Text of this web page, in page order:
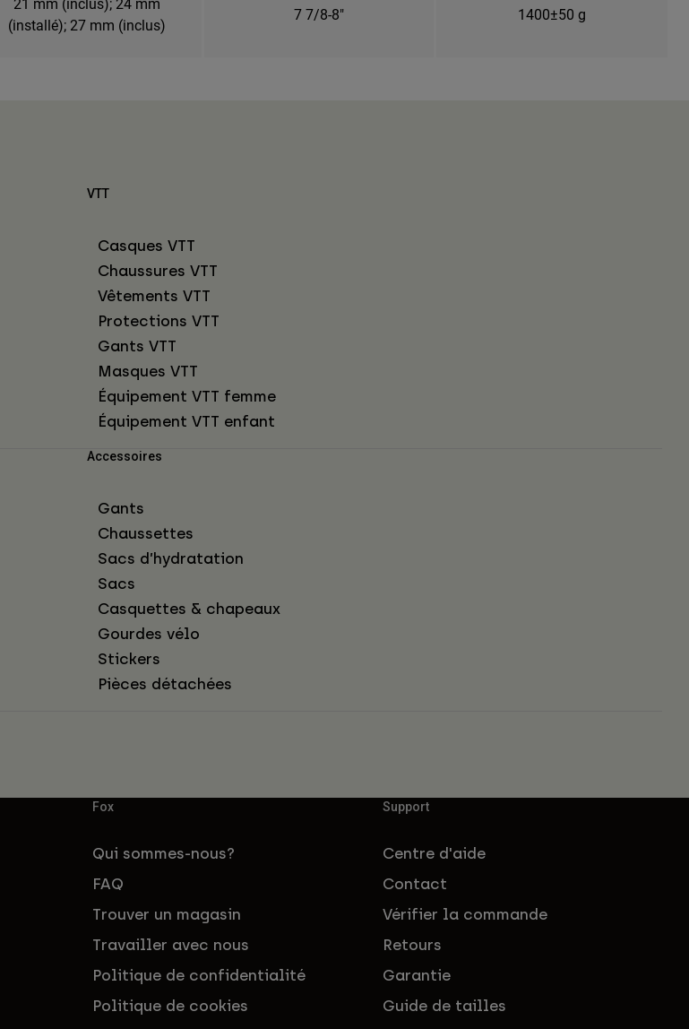
(installé); 27 mm (inclus)
7 7/8-8" 1400±50 g
VTT
Casques VTT
Chaussures VTT
Vêtements VTT
Protections VTT
Gants VTT
Masques VTT
Équipement VTT femme
Équipement VTT enfant
Accessoires
Gants
Chaussettes
Sacs d’hydratation
Sacs
Casquettes & chapeaux
Gourdes vélo
Stickers
Pièces détachées
Fox
Qui sommes-nous?
FAQ
Trouver un magasin
Travailler avec nous
Politique de confidentialité
Politique de cookies
Support
Centre d'aide
Contact
Vérifier la commande
Retours
Garantie
Guide de tailles